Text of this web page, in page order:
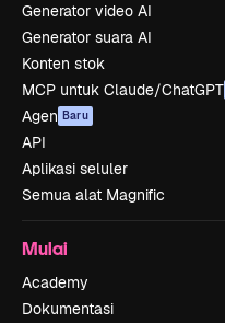
Generator video AI
Generator suara AI
Konten stok
MCP untuk Claude/ChatGPT
Agen Baru
API
Aplikasi seluler
Semua alat Magnific
Mulai
Academy
Dokumentasi